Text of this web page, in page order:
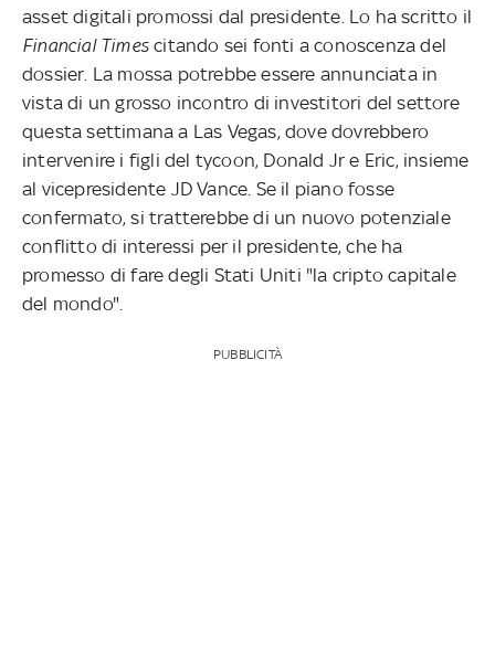
asset digitali promossi dal presidente. Lo ha scritto il
Financial Times citando sei fonti a conoscenza del
dossier. La mossa potrebbe essere annunciata in
vista di un grosso incontro di investitori del settore
questa settimana a Las Vegas, dove dovrebbero
intervenire i figli del tycoon, Donald Jr e Eric, insieme
al vicepresidente JD Vance. Se il piano fosse
confermato, si tratterebbe di un nuovo potenziale
conflitto di interessi per il presidente, che ha
promesso di fare degli Stati Uniti "la cripto capitale
del mondo".
PUBBLICITÀ